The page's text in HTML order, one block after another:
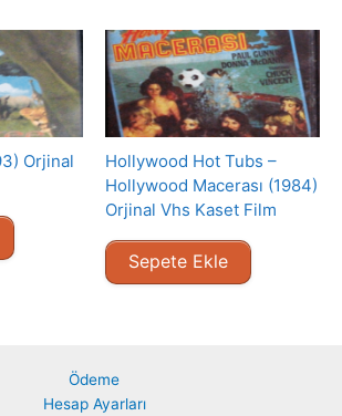
Orjinal
Hollywood Hot Tubs –
Hollywood Macerası (1984)
Orjinal Vhs Kaset Film
Sepete Ekle
Ödeme
Hesap Ayarları